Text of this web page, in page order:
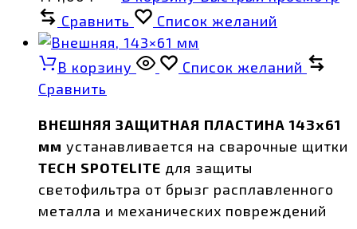
Сравнить
Список желаний
В корзину
Список желаний
Сравнить
ВНЕШНЯЯ ЗАЩИТНАЯ ПЛАСТИНА 143х61
мм устанавливается на сварочные щитки
TECH SPOTELITE для защиты
светофильтра от брызг расплавленного
металла и механических повреждений